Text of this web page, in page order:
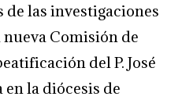
las investigaciones
Comisión de
del P. José
la diócesis de